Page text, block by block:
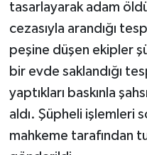
tasarlayarak adam
cezasıyla arandığı
peşine düşen ekipler
bir evde saklandığı
yaptıkları baskınla
aldı. Şüpheli işlemleri
mahkeme tarafından